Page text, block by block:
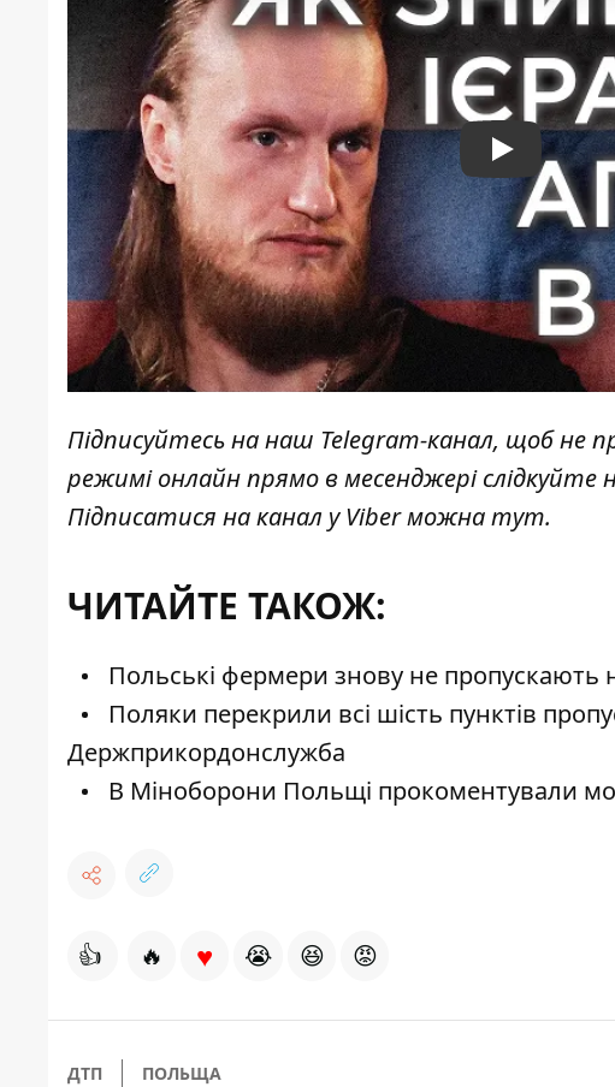
Play
Підписуйтесь на наш Telegram-канал, щоб не
режимі онлайн прямо в месенджері слідкуйте
Підписатися на канал у Viber можнатут.
ЧИТАЙТЕ ТАКОЖ:
Польські фермери знову не пропускають
Поляки перекрили всі шість пунктів
Держприкордонслужба
В Міноборони Польщі прокоментували
👍 🔥 ♥ 😭 😆 😡
ДТП ПОЛЬЩА